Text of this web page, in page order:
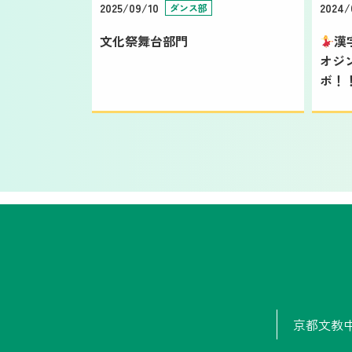
2025/09/10 ダンス部
文化祭舞台部門
漢
オジ
ボ！
京都文教